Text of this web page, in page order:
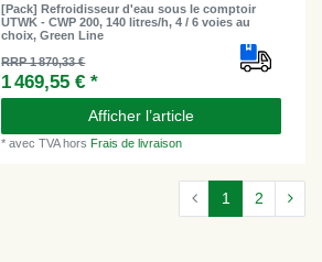
[Pack] Refroidisseur d'eau sous le comptoir
UTWK - CWP 200, 140 litres/h, 4 / 6 voies au
choix, Green Line
RRP 1 870,33 €
1 469,55 € *
Afficher l’article
*avec TVAhorsFrais de livraison
1 2